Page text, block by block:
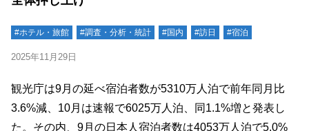
#ホテル・旅館 #調査・分析・統計 #国内 #訪日 #宿泊
2025年11月29日
観光庁は9月の延べ宿泊者数が5310万人泊で前年同月比
3.6%減、10月は速報で6025万人泊、同1.1%増と発表し
た。その内、9月の日本人宿泊者数は4053万人泊で5.0%